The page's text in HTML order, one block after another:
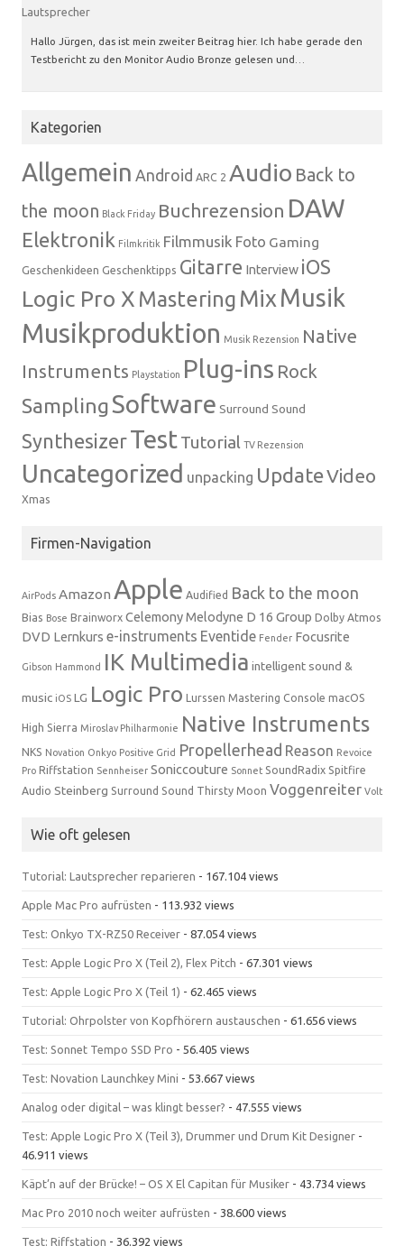
Lautsprecher
Hallo Jürgen, das ist mein zweiter Beitrag hier. Ich habe gerade den
Testbericht zu den Monitor Audio Bronze gelesen und…
Kategorien
Allgemein Android ARC 2 Audio Back to
the moon Black Friday Buchrezension DAW
Elektronik Filmkritik Filmmusik Foto Gaming
Geschenkideen Geschenktipps Gitarre Interview iOS
Logic Pro X Mastering Mix Musik
Musikproduktion Musik Rezension Native
Instruments Playstation Plug-ins Rock
Sampling Software Surround Sound
SynthesizerTest Tutorial TV Rezension
Uncategorized unpacking UpdateVideo
Xmas
Firmen-Navigation
AirPods Amazon Apple Audified Back to the moon
Bias Bose Brainworx Celemony Melodyne D 16 Group Dolby Atmos
DVD Lernkurs e-instruments Eventide Fender Focusrite
Gibson Hammond IK Multimedia intelligent sound &
music iOS LG Logic Pro Lurssen Mastering Console macOS
High Sierra Miroslav Philharmonie Native Instruments
NKS Novation Onkyo Positive Grid Propellerhead Reason Revoice
Pro Riffstation Sennheiser Soniccouture Sonnet SoundRadix Spitfire
Audio Steinberg Surround Sound Thirsty Moon Voggenreiter Volt
Wie oft gelesen
Tutorial: Lautsprecher reparieren - 167.104 views
Apple Mac Pro aufrüsten - 113.932 views
Test: Onkyo TX-RZ50 Receiver - 87.054 views
Test: Apple Logic Pro X (Teil 2), Flex Pitch - 67.301 views
Test: Apple Logic Pro X (Teil 1) - 62.465 views
Tutorial: Ohrpolster von Kopfhörern austauschen - 61.656 views
Test: Sonnet Tempo SSD Pro - 56.405 views
Test: Novation Launchkey Mini - 53.667 views
Analog oder digital – was klingt besser? - 47.555 views
Test: Apple Logic Pro X (Teil 3), Drummer und Drum Kit Designer -
46.911 views
Käpt’n auf der Brücke! – OS X El Capitan für Musiker - 43.734 views
Mac Pro 2010 noch weiter aufrüsten - 38.600 views
Test: Riffstation - 36.392 views